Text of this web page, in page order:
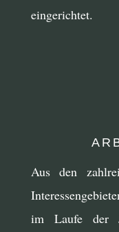
eingerichtet.
Aus den
im Laufe der